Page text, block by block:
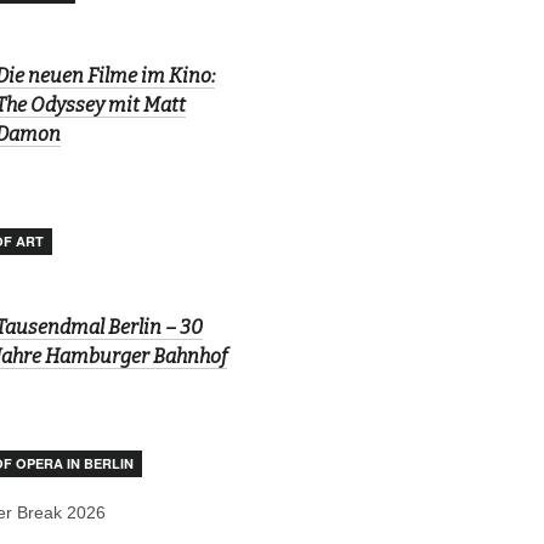
neuen Filme im Kino:
Odyssey mit Matt
ART
Berlin – 30
Hamburger Bahnhof
OPERA IN BERLIN
Break 2026